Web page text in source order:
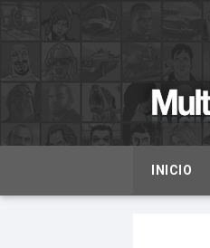
INICIO